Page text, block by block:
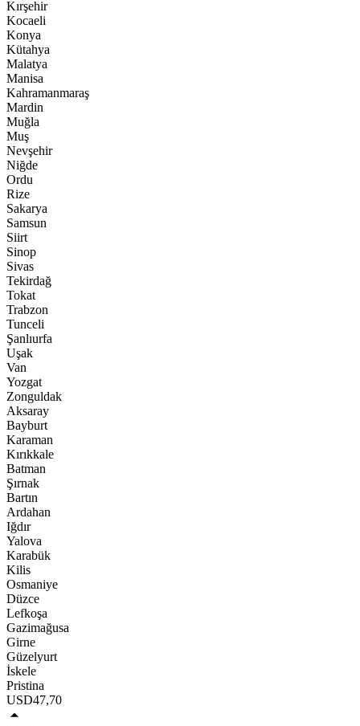
Kırşehir
Kocaeli
Konya
Kütahya
Malatya
Manisa
Kahramanmaraş
Mardin
Muğla
Muş
Nevşehir
Niğde
Ordu
Rize
Sakarya
Samsun
Siirt
Sinop
Sivas
Tekirdağ
Tokat
Trabzon
Tunceli
Şanlıurfa
Uşak
Van
Yozgat
Zonguldak
Aksaray
Bayburt
Karaman
Kırıkkale
Batman
Şırnak
Bartın
Ardahan
Iğdır
Yalova
Karabük
Kilis
Osmaniye
Düzce
Lefkoşa
Gazimağusa
Girne
Güzelyurt
İskele
Pristina
USD47,70